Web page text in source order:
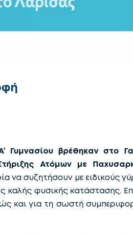
Γυμνασίου βρέθηκαν στο
Ατόμων με
να συζητήσουν με
φυσικής κατάστασης.
και για τη σωστή